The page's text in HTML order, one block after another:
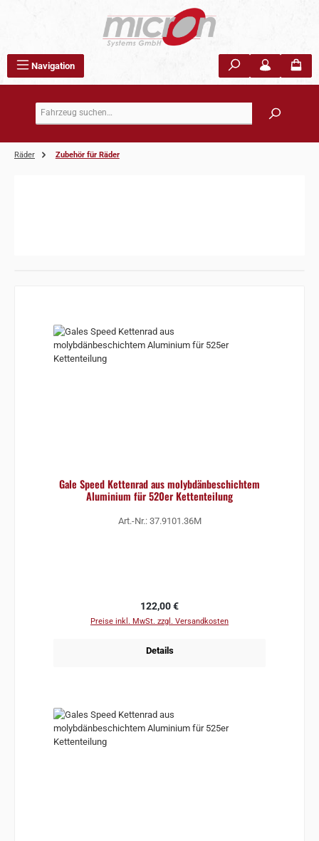
Navigation
Räder Zubehör für Räder
Gale Speed Kettenrad aus molybdänbeschichtem
Aluminium für 520er Kettenteilung
Art.-Nr.: 37.9101.36M
Regulärer Preis:
122,00 €
Preise inkl. MwSt. zzgl. Versandkosten
Details